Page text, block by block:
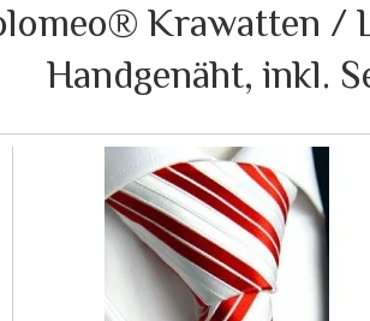
Krawatten /
Handgenäht, inkl.